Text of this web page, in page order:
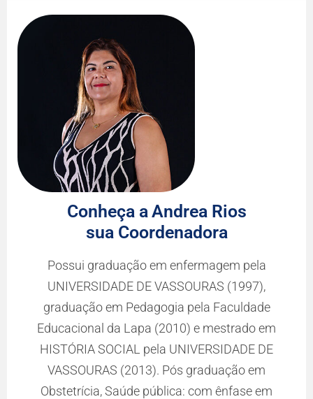
Conheça aAndrea Rios
sua Coordenadora
Possui graduação em enfermagem pela
UNIVERSIDADE DE VASSOURAS (1997),
graduação em Pedagogia pela Faculdade
Educacional da Lapa (2010) e mestrado em
HISTÓRIA SOCIAL pela UNIVERSIDADE DE
VASSOURAS (2013). Pós graduação em
Obstetrícia, Saúde pública: com ênfase em